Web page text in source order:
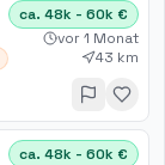
ca. 48k - 60k €
vor 1 Monat
43 km
ca. 48k - 60k €